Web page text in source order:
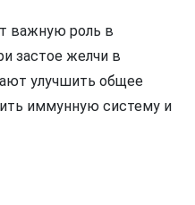
важную роль в
застое желчи в
улучшить общее
иммунную систему и